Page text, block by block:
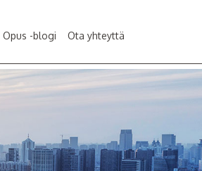
Opus -blogi Ota yhteyttä